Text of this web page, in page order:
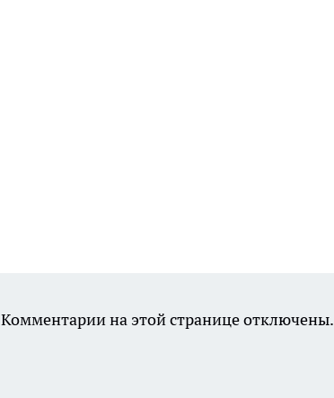
Комментарии на этой странице отключены.